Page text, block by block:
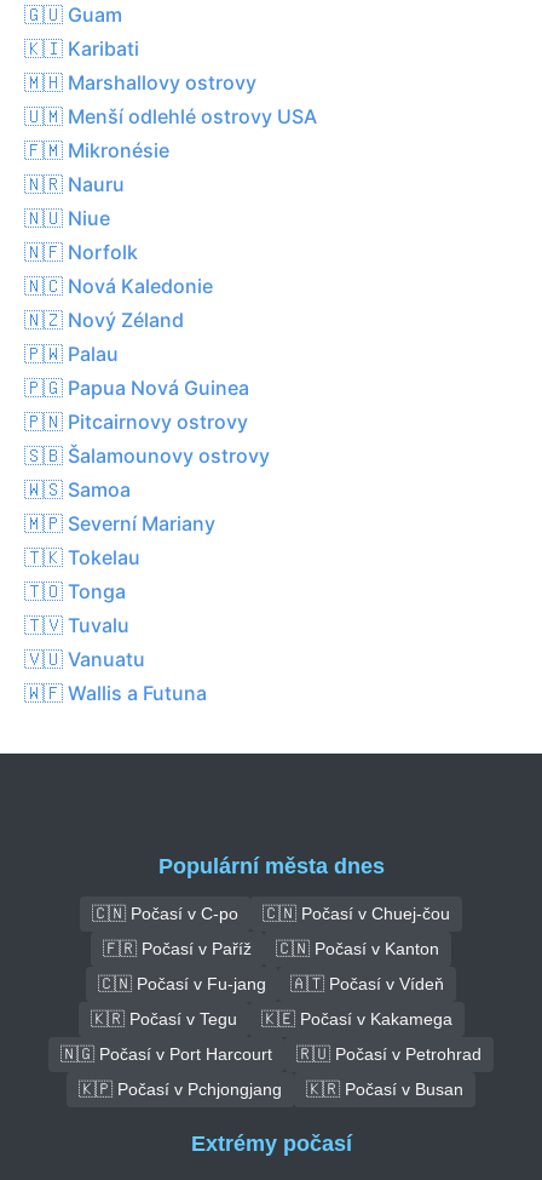
🇬🇺 Guam
🇰🇮 Karibati
🇲🇭 Marshallovy ostrovy
🇺🇲 Menší odlehlé ostrovy USA
🇫🇲 Mikronésie
🇳🇷 Nauru
🇳🇺 Niue
🇳🇫 Norfolk
🇳🇨 Nová Kaledonie
🇳🇿 Nový Zéland
🇵🇼 Palau
🇵🇬 Papua Nová Guinea
🇵🇳 Pitcairnovy ostrovy
🇸🇧 Šalamounovy ostrovy
🇼🇸 Samoa
🇲🇵 Severní Mariany
🇹🇰 Tokelau
🇹🇴 Tonga
🇹🇻 Tuvalu
🇻🇺 Vanuatu
🇼🇫 Wallis a Futuna
Populární města dnes
🇨🇳 Počasí v C-po
🇨🇳 Počasí v Chuej-čou
🇫🇷 Počasí v Paříž
🇨🇳 Počasí v Kanton
🇨🇳 Počasí v Fu-jang
🇦🇹 Počasí v Vídeň
🇰🇷 Počasí v Tegu
🇰🇪 Počasí v Kakamega
🇳🇬 Počasí v Port Harcourt
🇷🇺 Počasí v Petrohrad
🇰🇵 Počasí v Pchjongjang
🇰🇷 Počasí v Busan
Extrémy počasí